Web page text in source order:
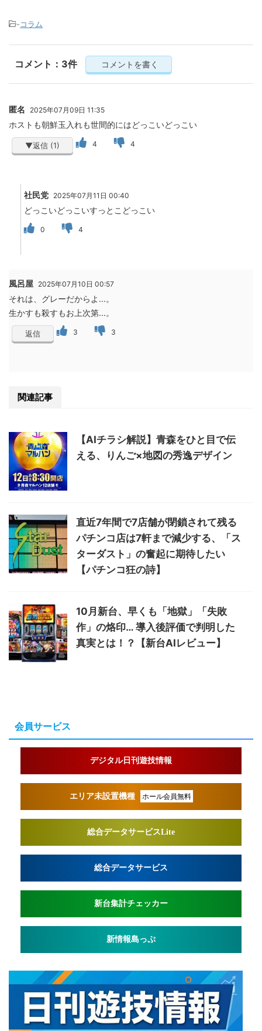
-コラム
コメント：3件 コメントを書く
匿名 2025年07月09日 11:35
ホストも朝鮮玉入れも世間的にはどっこいどっこい
▼返信 (1) 4 4
社民党 2025年07月11日 00:40
どっこいどっこいすっとこどっこい
0 4
風呂屋 2025年07月10日 00:57
それは、グレーだからよ...。
生かすも殺すもお上次第...。
返信 3 3
関連記事
【AIチラシ解説】青森をひと目で伝
える、りんご×地図の秀逸デザイン
直近7年間で7店舗が閉鎖されて残る
パチンコ店は7軒まで減少する、「ス
ターダスト」の奮起に期待したい
【パチンコ狂の詩】
10月新台、早くも「地獄」「失敗
作」の烙印… 導入後評価で判明した
真実とは！？【新台AIレビュー】
会員サービス
デジタル日刊遊技情報
エリア未設置機種 ホール会員無料
総合データサービスLite
総合データサービス
新台集計チェッカー
新情報島っぷ